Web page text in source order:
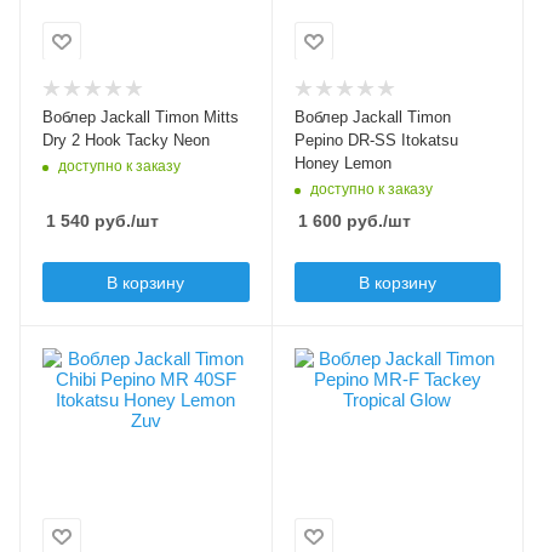
Длина приманки, мм
Вес приманки, гр
1.3
Плавучесть
Шумовой эффект
нет
Воблер Jackall Timon Mitts
Dry 2 Hook Tacky Neon
доступно к заказу
1 540 руб./шт
В корзину
минноу
56
Вес приманки, гр
2.6
Плавучесть
slow sinking (SS)
Заглубление min, м
2
Воблер Jackall Timon
Pepino DR-SS Itokatsu
Honey Lemon
доступно к заказу
1 600руб./шт
В корзину
В упаковке, шт
Цвет приманки
Chibi Pepino MR 40S
Цвет приманки
Tackey Tropical Glow
Длина приманки, мм